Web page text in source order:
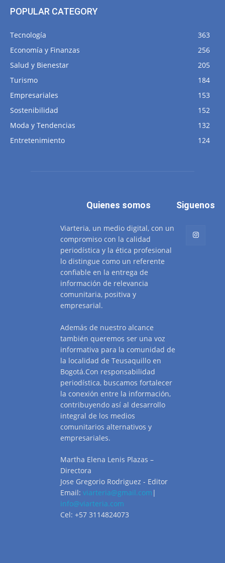
POPULAR CATEGORY
Tecnología
363
Economía y Finanzas
256
Salud y Bienestar
205
Turismo
184
Empresariales
153
Sostenibilidad
152
Moda y Tendencias
132
Entretenimiento
124
Quienes somos
Viarteria, un medio digital, con un
compromiso con la calidad
periodística y la ética profesional
lo distingue como un referente
confiable en la entrega de
información de relevancia
comunitaria, positiva y
empresarial.
Además de nuestro alcance
también queremos ser una voz
informativa para la comunidad de
la localidad de Teusaquillo en
Bogotá.Con responsabilidad
periodística, buscamos fortalecer
la conexión entre la información,
contribuyendo así al desarrollo
integral de los medios
comunitarios alternativos y
empresariales.
Martha Elena Lenis Plazas –
Directora
Jose Gregorio Rodriguez - Editor
Email: viarteria@gmail.com |
info@viarteria.com
Cel: +57 3114824073
Siguenos